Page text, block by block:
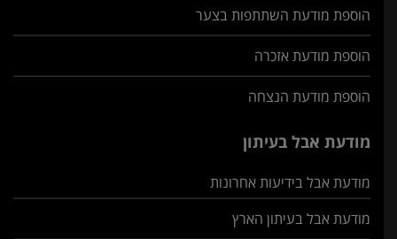
הוספת מודעת השתתפות בצער
הוספת מודעת אזכרה
הוספת מודעת הנצחה
מודעת אבל בעיתון
מודעת אבל בידיעות אחרונות
מודעת אבל בעיתון הארץ